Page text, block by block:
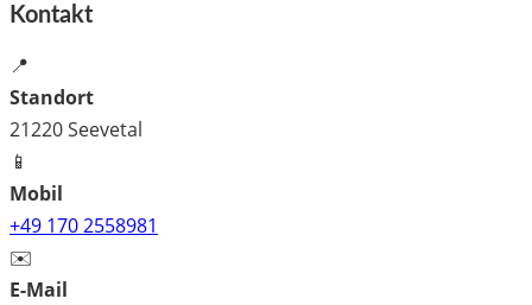
Kontakt
📍
Standort
21220 Seevetal
📱
Mobil
+49 170 2558981
✉️
E-Mail